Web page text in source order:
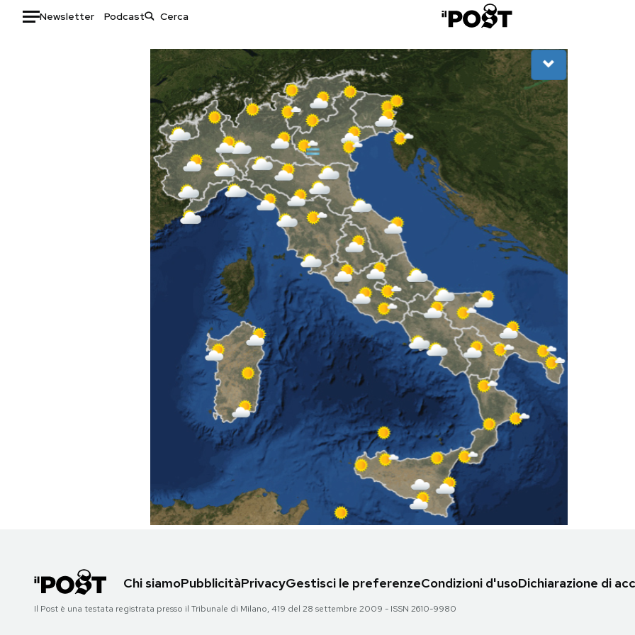
Newsletter Podcast
Auto
Moda
Libri
Consumismi
Storie/Idee
Ok Boomer!
Media
Altrecose
Mondiali calcio 2026
AREA PERSONALE
Area Personale
Chi siamoPubblicitàPrivacyGestisci le preferenzeCondizioni d'usoDichiarazione di
Il Post è una testata registrata presso il Tribunale di Milano, 419 del 28 settembre 2009 - ISSN 2610-9980